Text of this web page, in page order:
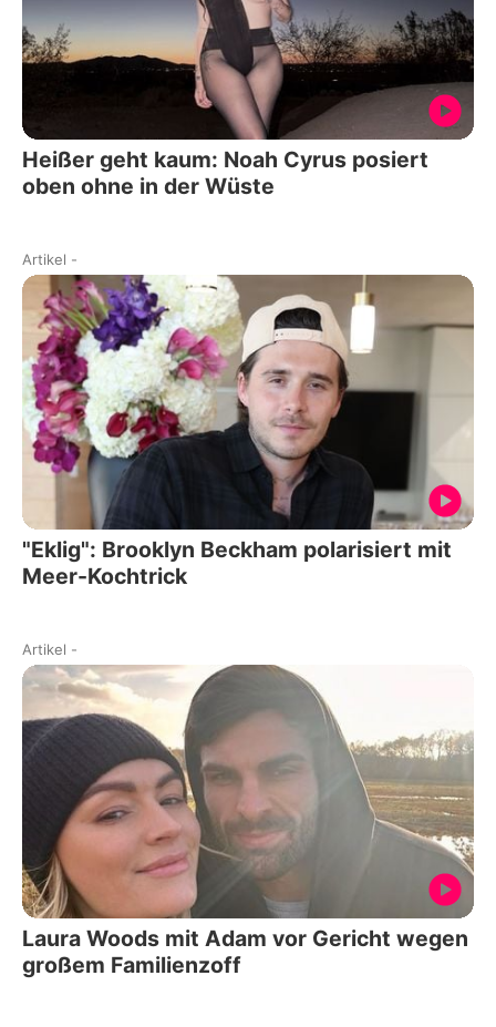
Heißer geht kaum: Noah Cyrus posiert
oben ohne in der Wüste
Artikel -
"Eklig": Brooklyn Beckham polarisiert mit
Meer-Kochtrick
Artikel -
Laura Woods mit Adam vor Gericht wegen
großem Familienzoff